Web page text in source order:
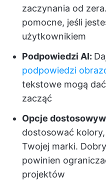
zaczynania od
pomocne, jeśli
użytkownikiem
Podpowiedzi AI:
podpowiedzi
tekstowe mogą
zacząć
Opcje
dostosować
Twojej marki.
powinien
projektów